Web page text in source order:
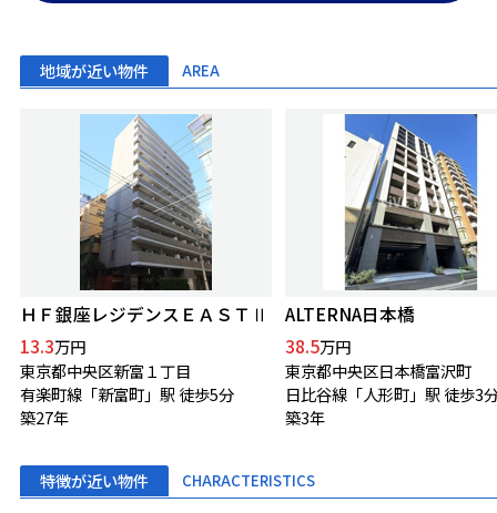
地域が近い物件 AREA
ＨＦ銀座レジデンスＥＡＳＴⅡ
13.3万円
東京都中央区新富１丁目
有楽町線「新富町」駅 徒歩5分
築27年
ALTERNA日本橋
38.5万円
東京都中央区日本橋富沢町
日比谷線「人形町」駅 徒歩3
築3年
特徴が近い物件 CHARACTERISTICS